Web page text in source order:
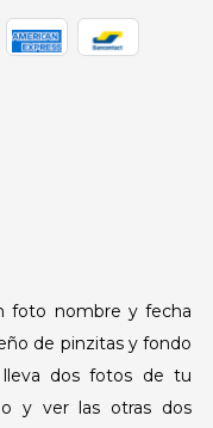
foto nombre y fecha
de pinzitas y fondo
lleva dos fotos de tu
y ver las otras dos